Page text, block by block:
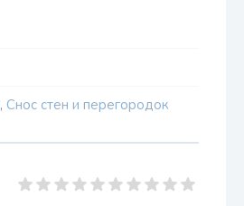
, Снос стен и перегородок